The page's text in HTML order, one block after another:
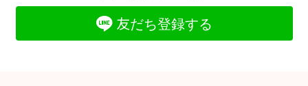
友だち登録する